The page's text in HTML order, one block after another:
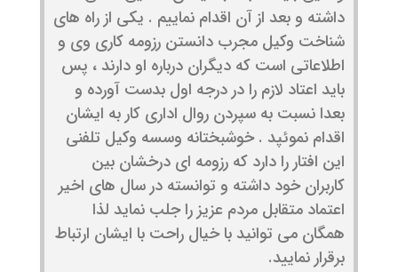
داشته و بعد از آن اقدام نماییم . یکی از راه های
شناخت وکیل مجرب دانستن رزومه کاری وی و
اطلاعاتی است که دیگران درباره او دارند ، پس
باید اعتاد لازم را در درجه اول بدست آورده و
بعدا نسبت به سپردن روال اداری کار به ایشان
اقدام نموئپد . خوشبختانه وسسه وکیل تلفنی
این افتار را دارد که رزومه ای درخشان بین
کاربران خود داشته و توانسته در سال های اخیر
اعتماد متقابل مردم عزیز را جلب نماید لذا
همگان می توانید با خیال راحت با ایشان ارتباط
برقرار نمایید.